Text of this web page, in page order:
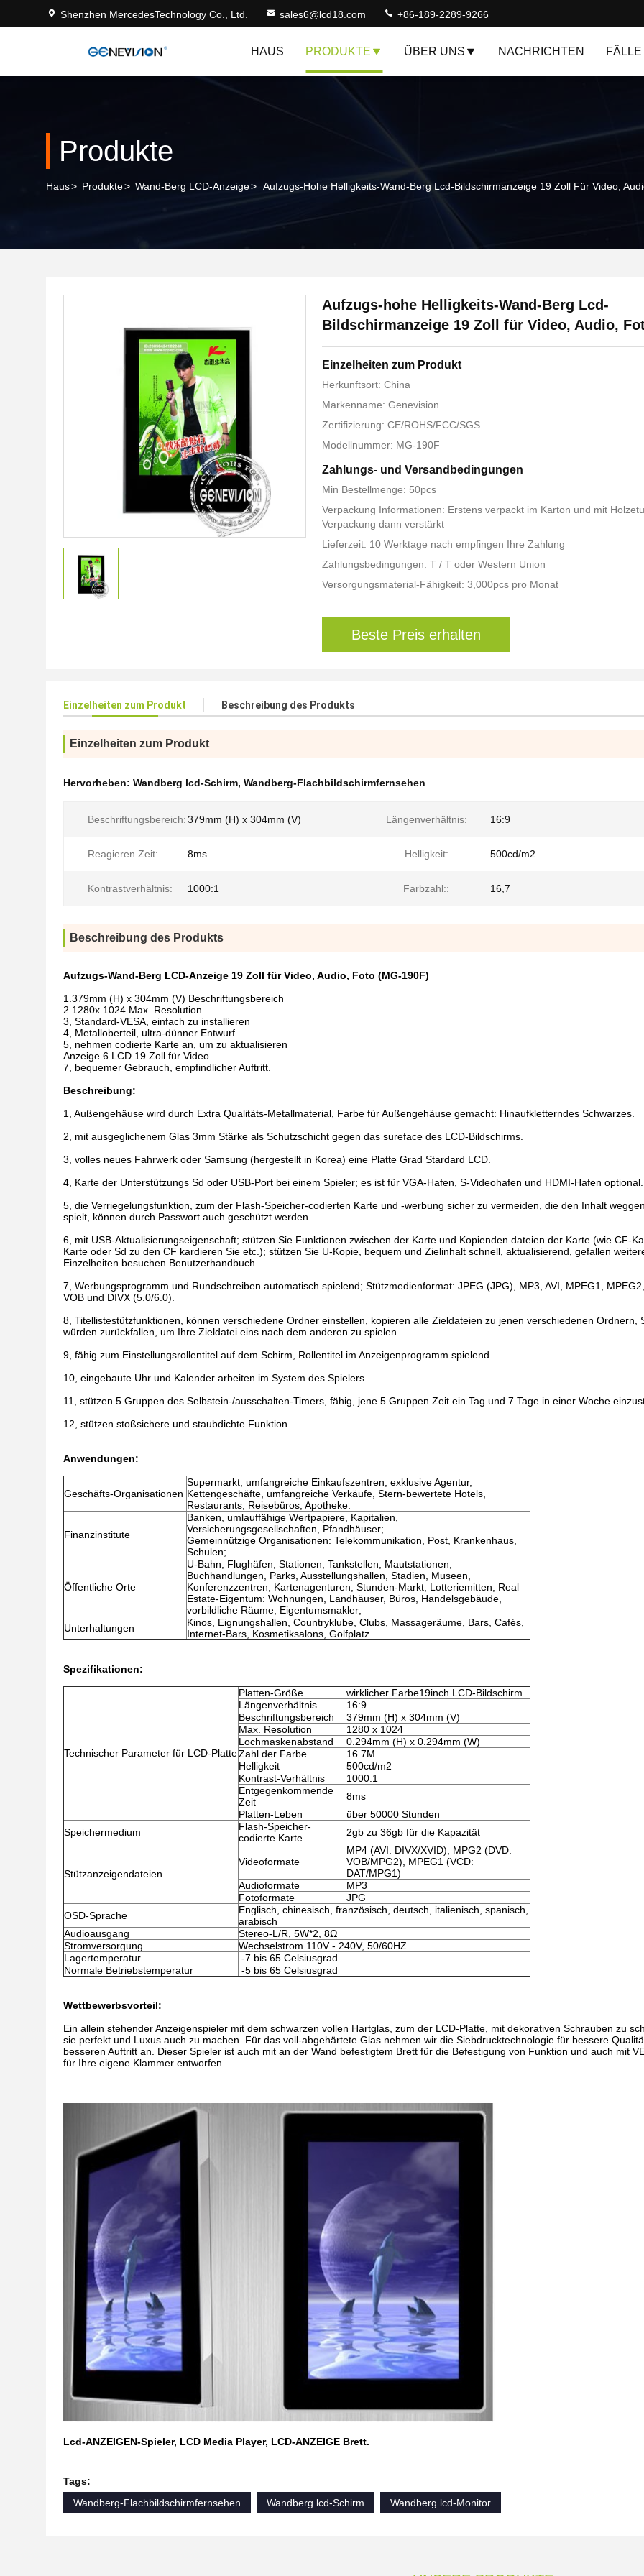
Shenzhen MercedesTechnology Co., Ltd. sales6@lcd18.com +86-189-2289-9266
HAUS PRODUKTE ÜBER UNS NACHRICHTEN FÄLLE
Produkte
Haus> Produkte> Wand-Berg LCD-Anzeige> Aufzugs-Hohe Helligkeits-Wand-Berg Lcd-Bildschirmanzeige 19 Zoll Für Video,
Aufzugs-hohe Helligkeits-Wand-Berg Lcd-
Bildschirmanzeige 19 Zoll für Video, Audio,
Einzelheiten zum Produkt
Herkunftsort: China
Markenname: Genevision
Zertifizierung: CE/ROHS/FCC/SGS
Modellnummer: MG-190F
Zahlungs- und Versandbedingungen
Min Bestellmenge: 50pcs
Verpackung Informationen: Erstens verpackt im Karton und mit
Verpackung dann verstärkt
Lieferzeit: 10 Werktage nach empfingen Ihre Zahlung
Zahlungsbedingungen: T / T oder Western Union
Versorgungsmaterial-Fähigkeit: 3,000pcs pro Monat
Beste Preis erhalten
Einzelheiten zum Produkt Beschreibung des Produkts
Einzelheiten zum Produkt
Hervorheben: Wandberg lcd-Schirm, Wandberg-Flachbildschirmfernsehen
Beschriftungsbereich:379mm (H) x 304mm (V) Längenverhältnis: 16:9
Reagieren Zeit: 8ms Helligkeit: 500cd/m2
Kontrastverhältnis: 1000:1 Farbzahl:: 16,7
Beschreibung des Produkts
Aufzugs-Wand-Berg LCD-Anzeige 19 Zoll für Video, Audio, Foto (MG-190F)
1.379mm (H) x 304mm (V) Beschriftungsbereich
2.1280x 1024 Max. Resolution
3, Standard-VESA, einfach zu installieren
4, Metalloberteil, ultra-dünner Entwurf.
5, nehmen codierte Karte an, um zu aktualisieren
Anzeige 6.LCD 19 Zoll für Video
7, bequemer Gebrauch, empfindlicher Auftritt.
Beschreibung:
1, Außengehäuse wird durch Extra Qualitäts-Metallmaterial, Farbe für Außengehäuse gemacht: Hinaufkletterndes Schwarzes.
2, mit ausgeglichenem Glas 3mm Stärke als Schutzschicht gegen das sureface des LCD-Bildschirms.
3, volles neues Fahrwerk oder Samsung (hergestellt in Korea) eine Platte Grad Stardard LCD.
4, Karte der Unterstützungs Sd oder USB-Port bei einem Spieler; es ist für VGA-Hafen, S-Videohafen und HDMI-Hafen optional.
5, die Verriegelungsfunktion, zum der Flash-Speicher-codierten Karte und -werbung sicher zu vermeiden, die den Inhalt
spielt, können durch Passwort auch geschützt werden.
6, mit USB-Aktualisierungseigenschaft; stützen Sie Funktionen zwischen der Karte und Kopienden dateien der Karte (wie CF-
Karte oder Sd zu den CF kardieren Sie etc.); stützen Sie U-Kopie, bequem und Zielinhalt schnell, aktualisierend, gefallen
Einzelheiten besuchen Benutzerhandbuch.
7, Werbungsprogramm und Rundschreiben automatisch spielend; Stützmedienformat: JPEG (JPG), MP3, AVI, MPEG1,
VOB und DIVX (5.0/6.0).
8, Titellistestützfunktionen, können verschiedene Ordner einstellen, kopieren alle Zieldateien zu jenen verschiedenen Ordnern,
würden zurückfallen, um Ihre Zieldatei eins nach dem anderen zu spielen.
9, fähig zum Einstellungsrollentitel auf dem Schirm, Rollentitel im Anzeigenprogramm spielend.
10, eingebaute Uhr und Kalender arbeiten im System des Spielers.
11, stützen 5 Gruppen des Selbstein-/ausschalten-Timers, fähig, jene 5 Gruppen Zeit ein Tag und 7 Tage in einer Woche
12, stützen stoßsichere und staubdichte Funktion.
Anwendungen:
Geschäfts-Organisationen
Supermarkt, umfangreiche Einkaufszentren, exklusive Agentur,
Kettengeschäfte, umfangreiche Verkäufe, Stern-bewertete Hotels,
Restaurants, Reisebüros, Apotheke.
Finanzinstitute
Banken, umlauffähige Wertpapiere, Kapitalien,
Versicherungsgesellschaften, Pfandhäuser;
Gemeinnützige Organisationen: Telekommunikation, Post, Krankenhaus,
Schulen;
Öffentliche Orte
U-Bahn, Flughäfen, Stationen, Tankstellen, Mautstationen,
Buchhandlungen, Parks, Ausstellungshallen, Stadien, Museen,
Konferenzzentren, Kartenagenturen, Stunden-Markt, Lotteriemitten; Real
Estate-Eigentum: Wohnungen, Landhäuser, Büros, Handelsgebäude,
vorbildliche Räume, Eigentumsmakler;
Unterhaltungen
Kinos, Eignungshallen, Countryklube, Clubs, Massageräume, Bars, Cafés,
Internet-Bars, Kosmetiksalons, Golfplatz
Spezifikationen:
Technischer Parameter für LCD-Platte
Platten-Größe
wirklicher Farbe19inch LCD-Bildschirm
Längenverhältnis
16:9
Beschriftungsbereich
379mm (H) x 304mm (V)
Max. Resolution
1280 x 1024
Lochmaskenabstand
0.294mm (H) x 0.294mm (W)
Zahl der Farbe
16.7M
Helligkeit
500cd/m2
Kontrast-Verhältnis
1000:1
Entgegenkommende
Zeit
8ms
Platten-Leben
über 50000 Stunden
Speichermedium
Flash-Speicher-
codierte Karte
2gb zu 36gb für die Kapazität
Stützanzeigendateien
Videoformate
MP4 (AVI: DIVX/XVID), MPG2 (DVD:
VOB/MPG2), MPEG1 (VCD:
DAT/MPG1)
Audioformate
MP3
Fotoformate
JPG
OSD-Sprache
Englisch, chinesisch, französisch, deutsch, italienisch, spanisch,
arabisch
Audioausgang
Stereo-L/R, 5W*2, 8Ω
Stromversorgung
Wechselstrom 110V - 240V, 50/60HZ
Lagertemperatur
-7 bis 65 Celsiusgrad
Normale Betriebstemperatur
-5 bis 65 Celsiusgrad
Wettbewerbsvorteil:
Ein allein stehender Anzeigenspieler mit dem schwarzen vollen Hartglas, zum der LCD-Platte, mit dekorativen Schrauben zu
sie perfekt und Luxus auch zu machen. Für das voll-abgehärtete Glas nehmen wir die Siebdrucktechnologie für bessere
besseren Auftritt an. Dieser Spieler ist auch mit an der Wand befestigtem Brett für die Befestigung von Funktion und auch mit
für Ihre eigene Klammer entworfen.
Lcd-ANZEIGEN-Spieler, LCD Media Player, LCD-ANZEIGE Brett.
Tags:
Wandberg-Flachbildschirmfernsehen
Wandberg lcd-Schirm Wandberg lcd-Monitor